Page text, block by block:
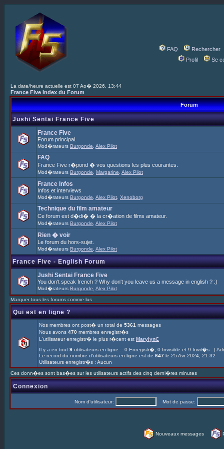
FAQ
Rechercher
Profil
Se
La date/heure actuelle est 07 Ao� 2026, 13:44
France Five Index du Forum
Forum
Jushi Sentai France Five
France Five
Forum principal.
Mod�rateurs Burgonde Alex Pilot
FAQ
France Five r�pond � vos questions les plus courantes.
Mod�rateurs Burgonde Margarine Alex Pilot
France Infos
Infos et interviews
Mod�rateurs Burgonde Alex Pilot Xenoborg
Technique du film amateur
Ce forum est d�di� � la cr�ation de films amateur.
Mod�rateurs Burgonde Alex Pilot
Rien � voir
Le forum du hors-sujet.
Mod�rateurs Burgonde Alex Pilot
France Five - English Forum
Jushi Sentai France Five
You don't speak french ? Why don't you leave us a message in english ? :)
Mod�rateurs Burgonde Alex Pilot
Marquer tous les forums comme lus
Qui est en ligne ?
Nos membres ont post� un total de 5361 messages
Nous avons 470 membres enregistr�s
L'utilisateur enregistr� le plus r�cent est MarylynC
Il y a en tout 9 utilisateurs en ligne :: 0 Enregistr�, 0 Invisible et 9 Invit�s [
Le record du nombre d'utilisateurs en ligne est de 647 le 25 Avr 2024, 21:32
Utilisateurs enregistr�s : Aucun
Ces donn�es sont bas�es sur les utilisateurs actifs des cinq derni�res minutes
Connexion
Nom d'utilisateur: Mot de passe:
Nouveaux messages